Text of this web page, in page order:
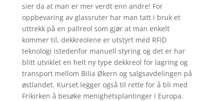
sier da at man er mer verdt enn andre! For
oppbevaring av glassruter har man tatt i bruk et
uttrekk på en pallreol som gjør at man enkelt
kommer til, dekkreolene er utstyrt med RFID
teknologi istedenfor manuell styring og det er har
blitt utviklet en helt ny type dekkreol for lagring og
transport mellom Bilia Økern og salgsavdelingen på
østlandet. Kurset legger også til rette for å bli med
Frikirken å besøke menighetsplantinger i Europa.